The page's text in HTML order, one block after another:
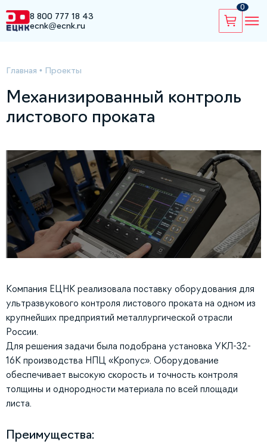
8 800 777 18 43
ecnk@ecnk.ru
0
Главная • Проекты
Механизированный контроль
листового проката
Компания ЕЦНК реализовала поставку оборудования для
ультразвукового контроля листового проката на одном из
крупнейших предприятий металлургической отрасли
России.
Для решения задачи была подобрана установка УКЛ-32-
16К производства НПЦ «Кропус». Оборудование
обеспечивает высокую скорость и точность контроля
толщины и однородности материала по всей площади
листа.
Преимущества: